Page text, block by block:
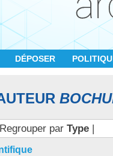
DÉPOSER
Regrouper par Type|